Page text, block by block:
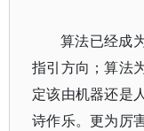
算法已经成
指引方向；算法
定该由机器还是
诗作乐。更为厉